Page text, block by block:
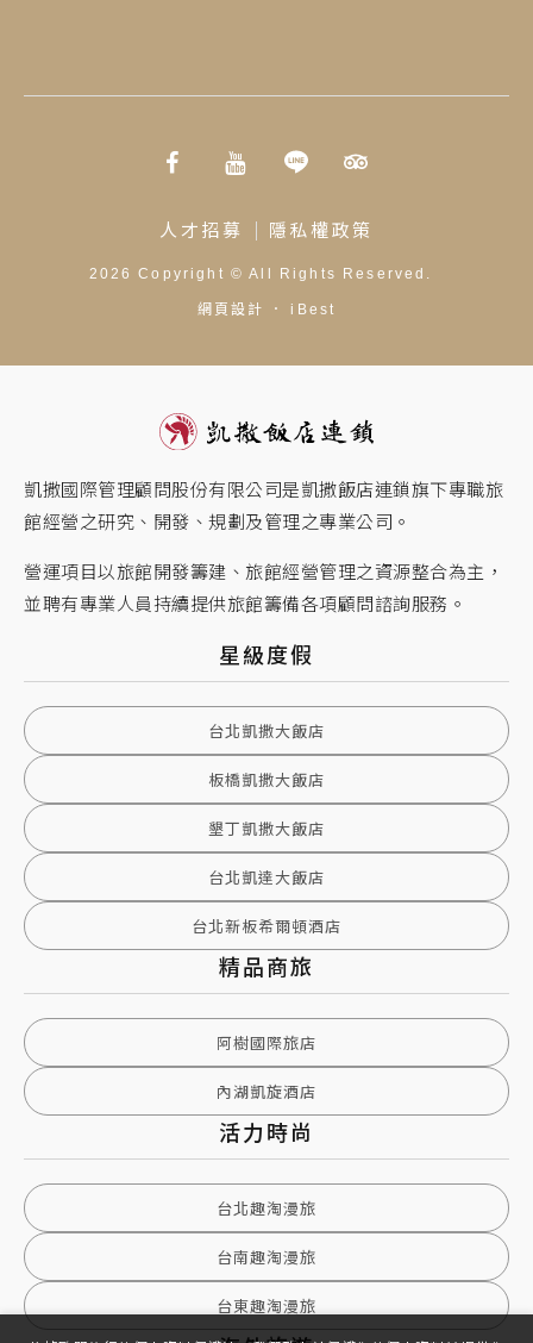
人才招募 隱私權政策
2026 Copyright © All Rights Reserved.
網頁設計 ． iBest
凱撒國際管理顧問股份有限公司是凱撒飯店連鎖旗下專職旅
館經營之研究、開發、規劃及管理之專業公司。
營運項目以旅館開發籌建、旅館經營管理之資源整合為主，
並聘有專業人員持續提供旅館籌備各項顧問諮詢服務。
星級度假
台北凱撒大飯店
板橋凱撒大飯店
墾丁凱撒大飯店
台北凱達大飯店
台北新板希爾頓酒店
精品商旅
阿樹國際旅店
內湖凱旋酒店
活力時尚
台北趣淘漫旅
台南趣淘漫旅
台東趣淘漫旅